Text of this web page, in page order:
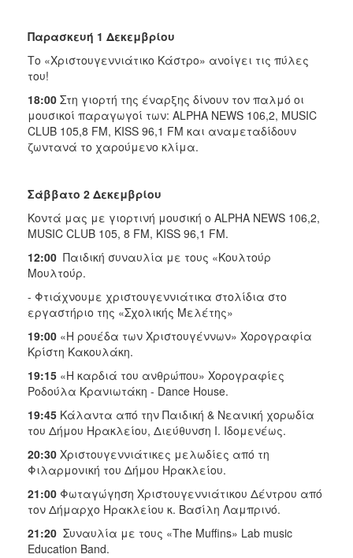
Παρασκευή 1 Δεκεμβρίου
Το «Χριστουγεννιάτικο Κάστρο» ανοίγει τις πύλες
του!
18:00 Στη γιορτή της έναρξης δίνουν τον παλμό οι
μουσικοί παραγωγοί των: ALPHA ΝEWS 106,2, MUSIC
CLUB 105,8 FM, KISS 96,1 FM και αναμεταδίδουν
ζωντανά το χαρούμενο κλίμα.
Σάββατο 2 Δεκεμβρίου
Κοντά μας με γιορτινή μουσική ο ALPHA ΝEWS 106,2,
MUSIC CLUB 105, 8 FM, KISS 96,1 FM.
12:00 Παιδική συναυλία με τους «Κουλτούρ
Μουλτούρ.
- Φτιάχνουμε χριστουγεννιάτικα στολίδια στο
εργαστήριο της «Σχολικής Μελέτης»
19:00 «Η ρουέδα των Χριστουγέννων» Χορογραφία
Κρίστη Κακουλάκη.
19:15 «Η καρδιά του ανθρώπου» Χορογραφίες
Ροδούλα Κρανιωτάκη - Dance House.
19:45 Κάλαντα από την Παιδική & Νεανική χορωδία
του Δήμου Ηρακλείου, Διεύθυνση Ι. Ιδομενέως.
20:30 Χριστουγεννιάτικες μελωδίες από τη
Φιλαρμονική του Δήμου Ηρακλείου.
21:00 Φωταγώγηση Χριστουγεννιάτικου Δέντρου από
τον Δήμαρχο Ηρακλείου κ. Βασίλη Λαμπρινό.
21:20 Συναυλία με τους «The Muffins» Lab music
Education Band.